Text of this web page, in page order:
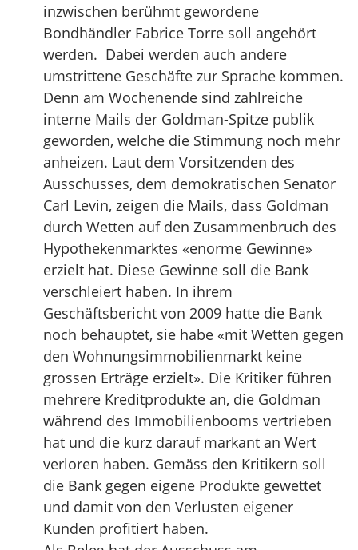
inzwischen berühmt gewordene
Bondhändler Fabrice Torre soll angehört
werden. Dabei werden auch andere
umstrittene Geschäfte zur Sprache kommen.
Denn am Wochenende sind zahlreiche
interne Mails der Goldman-Spitze publik
geworden, welche die Stimmung noch mehr
anheizen. Laut dem Vorsitzenden des
Ausschusses, dem demokratischen Senator
Carl Levin, zeigen die Mails, dass Goldman
durch Wetten auf den Zusammenbruch des
Hypothekenmarktes «enorme Gewinne»
erzielt hat. Diese Gewinne soll die Bank
verschleiert haben. In ihrem
Geschäftsbericht von 2009 hatte die Bank
noch behauptet, sie habe «mit Wetten gegen
den Wohnungsimmobilienmarkt keine
grossen Erträge erzielt». Die Kritiker führen
mehrere Kreditprodukte an, die Goldman
während des Immobilienbooms vertrieben
hat und die kurz darauf markant an Wert
verloren haben. Gemäss den Kritikern soll
die Bank gegen eigene Produkte gewettet
und damit von den Verlusten eigener
Kunden profitiert haben.